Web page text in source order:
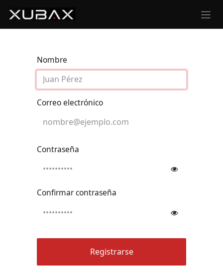
Nombre
Correo electrónico
Contraseña
Confirmar contraseña
Registrarse